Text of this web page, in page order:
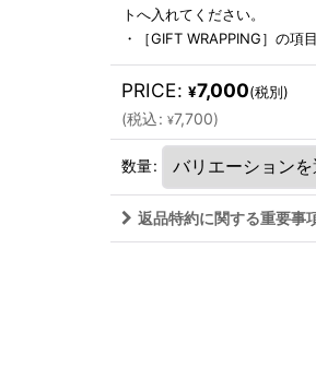
トへ入れてください。
・［GIFT WRAPPING］の項
PRICE: ¥7,000(税別)
(税込: ¥7,700)
数量:
返品特約に関する重要事